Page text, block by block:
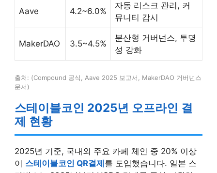
Aave 4.2~6.0%
자동 리스크 관리, 커
뮤니티 감시
MakerDAO 3.5~4.5%
분산형 거버넌스, 투명
성 강화
출처: (Compound 공식, Aave 2025 보고서, MakerDAO 거버넌스
문서)
스테이블코인 2025년 오프라인 결
제 현황
2025년 기준, 국내외 주요 카페 체인 중 20% 이상
이 스테이블코인 QR결제를 도입했습니다. 일본 스